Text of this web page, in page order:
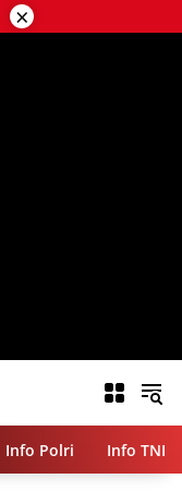
×
Info Polri Info TNI